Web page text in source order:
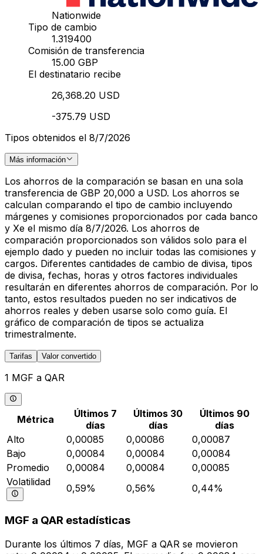
Nationwide
Tipo de cambio
1.319400
Comisión de transferencia
15.00 GBP
El destinatario recibe
26,368.20 USD
-375.79 USD
Tipos obtenidos el 8/7/2026
Más información
Los ahorros de la comparación se basan en una sola
transferencia de GBP 20,000 a USD. Los ahorros se
calculan comparando el tipo de cambio incluyendo
márgenes y comisiones proporcionados por cada banco
y Xe el mismo día 8/7/2026. Los ahorros de
comparación proporcionados son válidos solo para el
ejemplo dado y pueden no incluir todas las comisiones y
cargos. Diferentes cantidades de cambio de divisa, tipos
de divisa, fechas, horas y otros factores individuales
resultarán en diferentes ahorros de comparación. Por lo
tanto, estos resultados pueden no ser indicativos de
ahorros reales y deben usarse solo como guía. El
gráfico de comparación de tipos se actualiza
trimestralmente.
Tarifas Valor convertido
1 MGF a QAR
Métrica
Últimos 7
días
Últimos 30
días
Últimos 90
días
Alto
0,00085 0,00086
0,00087
Bajo
0,00084 0,00084
0,00084
Promedio
0,00084 0,00084
0,00085
Volatilidad
0,59% 0,56% 0,44%
MGF a QAR estadísticas
Durante los últimos 7 días, MGF a QAR se movieron